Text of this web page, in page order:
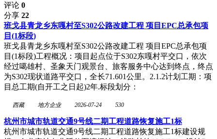
评论 0
分享 22
班戈县青龙乡东嘎村至S302公路改建工程 项目EPC总承包项
目(1标段)
班戈县青龙乡东嘎村至S302公路改建工程 项目EPC总承包项
目(1标段)工程概况：项目起点位于S302东嘎村平交口，依次
经过噶雄村、圣象天门观景台、旅客服务中心达到终点，终点
为S302现状道路平交口，全长71.601公里。2.1.2计划工期：项
目总工期(自开工之日起)2年.标段划分：
西藏 地方企业 2026-07-24 530
杭州市城市轨道交通9号线二期工程道路恢复施工1标
杭州市城市轨道交通9号线二期工程道路恢复施工1标建设规